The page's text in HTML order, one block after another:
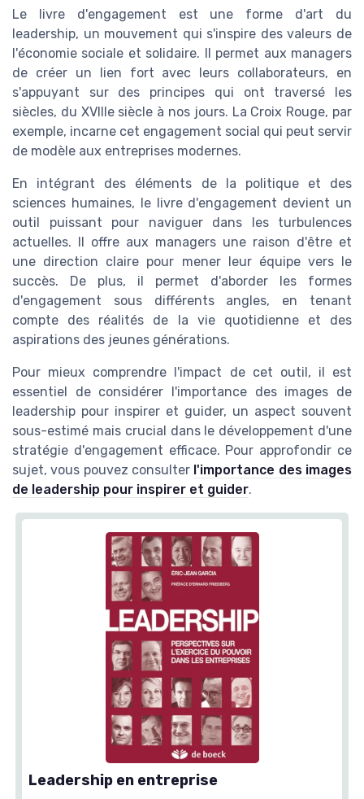
Le livre d'engagement est une forme d'art du
leadership, un mouvement qui s'inspire des valeurs de
l'économie sociale et solidaire. Il permet aux managers
de créer un lien fort avec leurs collaborateurs, en
s'appuyant sur des principes qui ont traversé les
siècles, du XVIIIe siècle à nos jours. La Croix Rouge, par
exemple, incarne cet engagement social qui peut servir
de modèle aux entreprises modernes.
En intégrant des éléments de la politique et des
sciences humaines, le livre d'engagement devient un
outil puissant pour naviguer dans les turbulences
actuelles. Il offre aux managers une raison d'être et
une direction claire pour mener leur équipe vers le
succès. De plus, il permet d'aborder les formes
d'engagement sous différents angles, en tenant
compte des réalités de la vie quotidienne et des
aspirations des jeunes générations.
Pour mieux comprendre l'impact de cet outil, il est
essentiel de considérer l'importance des images de
leadership pour inspirer et guider, un aspect souvent
sous-estimé mais crucial dans le développement d'une
stratégie d'engagement efficace. Pour approfondir ce
sujet, vous pouvez consulter l'importance des images
de leadership pour inspirer et guider.
Leadership en entreprise